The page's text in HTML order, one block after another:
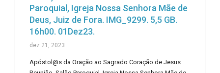
Paroquial, Igreja Nossa Senhora Mãe de
Deus, Juiz de Fora. IMG_9299. 5,5 GB.
16h00. 01Dez23.
dez 21, 2023
Apóstol@s da Oração ao Sagrado Coração de Jesus.